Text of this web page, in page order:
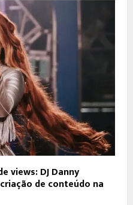
views: DJ Danny
de conteúdo na